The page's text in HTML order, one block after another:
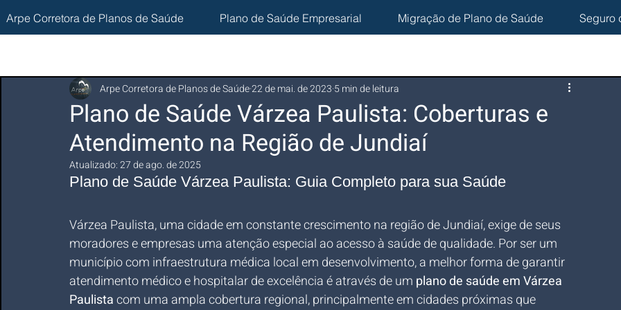
Arpe Corretora de Planos de Saúde Plano de Saúde Empresarial Migração de Plano de Saúde Seguro
Plano de Saúde Várzea Paulista: Coberturas e
Atendimento na Região de Jundiaí
Arpe Corretora de Planos de Saúde22 de mai. de 2023 5 min de leitura
Atualizado:27 de ago. de 2025
Plano de Saúde Várzea Paulista: Guia Completo para sua Saúde
Várzea Paulista, uma cidade em constante crescimento na região de Jundiaí, exige de seus
moradores e empresas uma atenção especial ao acesso à saúde de qualidade. Por ser um
município com infraestrutura médica local em desenvolvimento, a melhor forma de garantir
atendimento médico e hospitalar de excelência é através de um plano de saúde em Várzea
Paulista com uma ampla cobertura regional, principalmente em cidades próximas que